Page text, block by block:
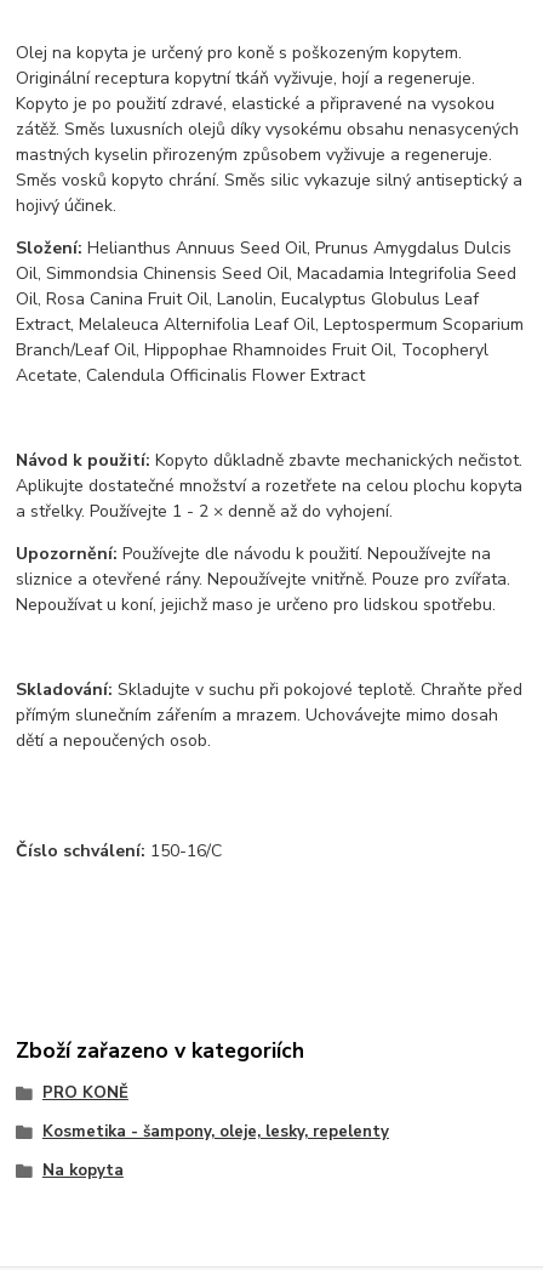
Olej na kopyta je určený pro koně s poškozeným kopytem.
Originální receptura kopytní tkáň vyživuje, hojí a regeneruje.
Kopyto je po použití zdravé, elastické a připravené na vysokou
zátěž. Směs luxusních olejů díky vysokému obsahu nenasycených
mastných kyselin přirozeným způsobem vyživuje a regeneruje.
Směs vosků kopyto chrání. Směs silic vykazuje silný antiseptický a
hojivý účinek.
Složení: Helianthus Annuus Seed Oil, Prunus Amygdalus Dulcis
Oil, Simmondsia Chinensis Seed Oil, Macadamia Integrifolia Seed
Oil, Rosa Canina Fruit Oil, Lanolin, Eucalyptus Globulus Leaf
Extract, Melaleuca Alternifolia Leaf Oil, Leptospermum Scoparium
Branch/Leaf Oil, Hippophae Rhamnoides Fruit Oil, Tocopheryl
Acetate, Calendula Officinalis Flower Extract
Návod k použití:Kopyto důkladně zbavte mechanických nečistot.
Aplikujte dostatečné množství a rozetřete na celou plochu kopyta
a střelky. Používejte 1 - 2 × denně až do vyhojení.
Upozornění: Používejte dle návodu k použití. Nepoužívejte na
sliznice a otevřené rány. Nepoužívejte vnitřně. Pouze pro zvířata.
Nepoužívat u koní, jejichž maso je určeno pro lidskou spotřebu.
Skladování: Skladujte v suchu při pokojové teplotě. Chraňte před
přímým slunečním zářením a mrazem. Uchovávejte mimo dosah
dětí a nepoučených osob.
Číslo schválení: 150-16/C
Zboží zařazeno v kategoriích
PRO KONĚ
Kosmetika - šampony, oleje, lesky, repelenty
Na kopyta